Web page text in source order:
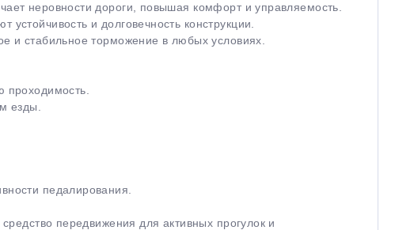
неровности дороги, повышая комфорт и управляемость.
и долговечность конструкции.
и стабильное торможение в любых условиях.
езды.
педалирования.
передвижения для активных прогулок и